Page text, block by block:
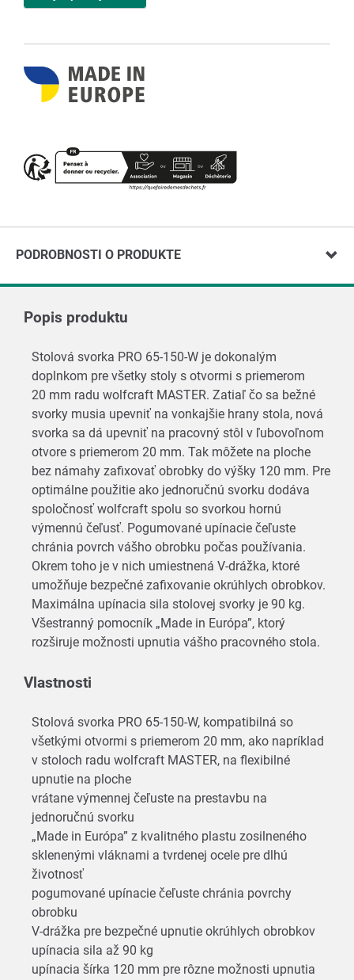
PODROBNOSTI O PRODUKTE
Popis produktu
Stolová svorka PRO 65-150-W je dokonalým
doplnkom pre všetky stoly s otvormi s priemerom
20 mm radu wolfcraft MASTER. Zatiaľ čo sa bežné
svorky musia upevniť na vonkajšie hrany stola, nová
svorka sa dá upevniť na pracovný stôl v ľubovoľnom
otvore s priemerom 20 mm. Tak môžete na ploche
bez námahy zafixovať obrobky do výšky 120 mm. Pre
optimálne použitie ako jednoručnú svorku dodáva
spoločnosť wolfcraft spolu so svorkou hornú
výmennú čeľusť. Pogumované upínacie čeľuste
chránia povrch vášho obrobku počas používania.
Okrem toho je v nich umiestnená V-drážka, ktoré
umožňuje bezpečné zafixovanie okrúhlych obrobkov.
Maximálna upínacia sila stolovej svorky je 90 kg.
Všestranný pomocník „Made in Európa”, ktorý
rozširuje možnosti upnutia vášho pracovného stola.
Vlastnosti
Stolová svorka PRO 65-150-W, kompatibilná so
všetkými otvormi s priemerom 20 mm, ako napríklad
v stoloch radu wolfcraft MASTER, na flexibilné
upnutie na ploche
vrátane výmennej čeľuste na prestavbu na
jednoručnú svorku
„Made in Európa” z kvalitného plastu zosilneného
sklenenými vláknami a tvrdenej ocele pre dlhú
životnosť
pogumované upínacie čeľuste chránia povrchy
obrobku
V-drážka pre bezpečné upnutie okrúhlych obrobkov
upínacia sila až 90 kg
upínacia šírka 120 mm pre rôzne možnosti upnutia